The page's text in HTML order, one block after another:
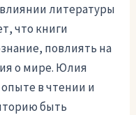
литературы
что книги
повлиять на
о мире. Юлия
в чтении и
быть